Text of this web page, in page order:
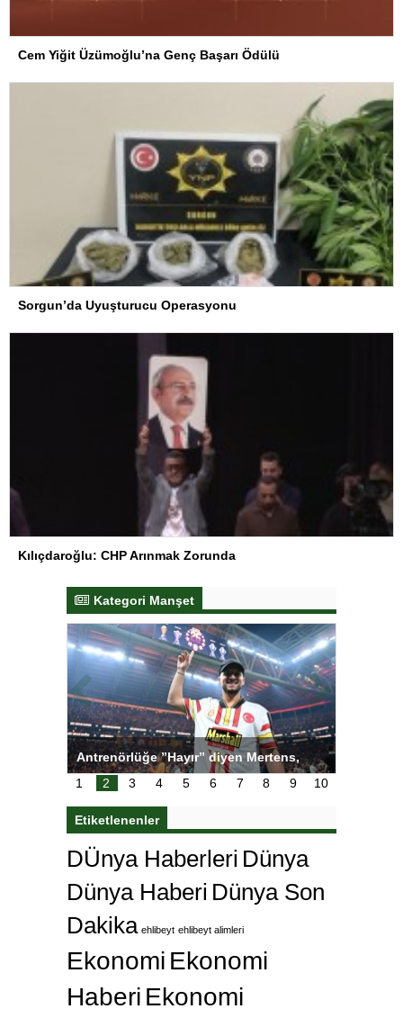
Cem Yiğit Üzümoğlu’na Genç Başarı Ödülü
Sorgun’da Uyuşturucu Operasyonu
Kılıçdaroğlu: CHP Arınmak Zorunda
Kategori Manşet
Antrenörlüğe ”Hayır” diyen Mertens,
Galatasaray’dan bakın ne istedi
1
2 3 4 5 6 7 8 9 10
Etiketlenenler
DÜnya Haberleri Dünya
Dünya Haberi Dünya Son
Dakika ehlibeyt ehlibeyt alimleri
Ekonomi Ekonomi
Haberi Ekonomi